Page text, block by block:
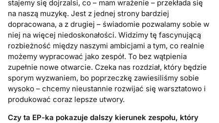
stajemy się dojrzalsi, co – mam wrażenie – przekłada się
na naszą muzykę. Jest z jednej strony bardziej
dopracowana, a z drugiej – świadomie pozwalamy sobie w
niej na więcej niedoskonałości. Widzimy tę fascynującą
rozbieżność między naszymi ambicjami a tym, co realnie
możemy wypracować jako zespół. To bez wątpienia
zupełnie nowe otwarcie. Czeka nas rozdział, który będzie
sporym wyzwaniem, bo poprzeczkę zawiesiliśmy sobie
wysoko – chcemy nieustannie rozwijać się warsztatowo i
produkować coraz lepsze utwory.
Czy ta EP-ka pokazuje dalszy kierunek zespołu, który